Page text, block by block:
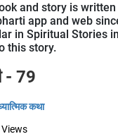
and story is
app and web
in Spiritual Stories
this story.
- 79
कथा
Views